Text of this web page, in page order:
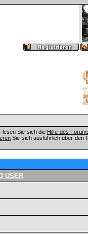
lesen Sie sich die Hilfe des
Sie sich ausführlich über den
USER